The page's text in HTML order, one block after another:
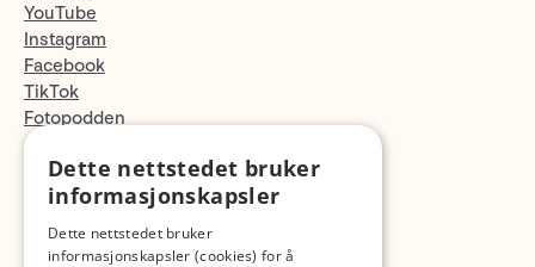
YouTube
Instagram
Facebook
TikTok
Fotopodden
Med forbehold om skrive- og lagerfeil
Dette nettstedet bruker
informasjonskapsler
Dette nettstedet bruker
informasjonskapsler (cookies) for å